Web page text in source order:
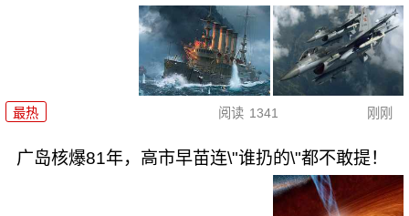
最热 阅读 1341 刚刚
广岛核爆81年，高市早苗连\"谁扔的\"都不敢提！